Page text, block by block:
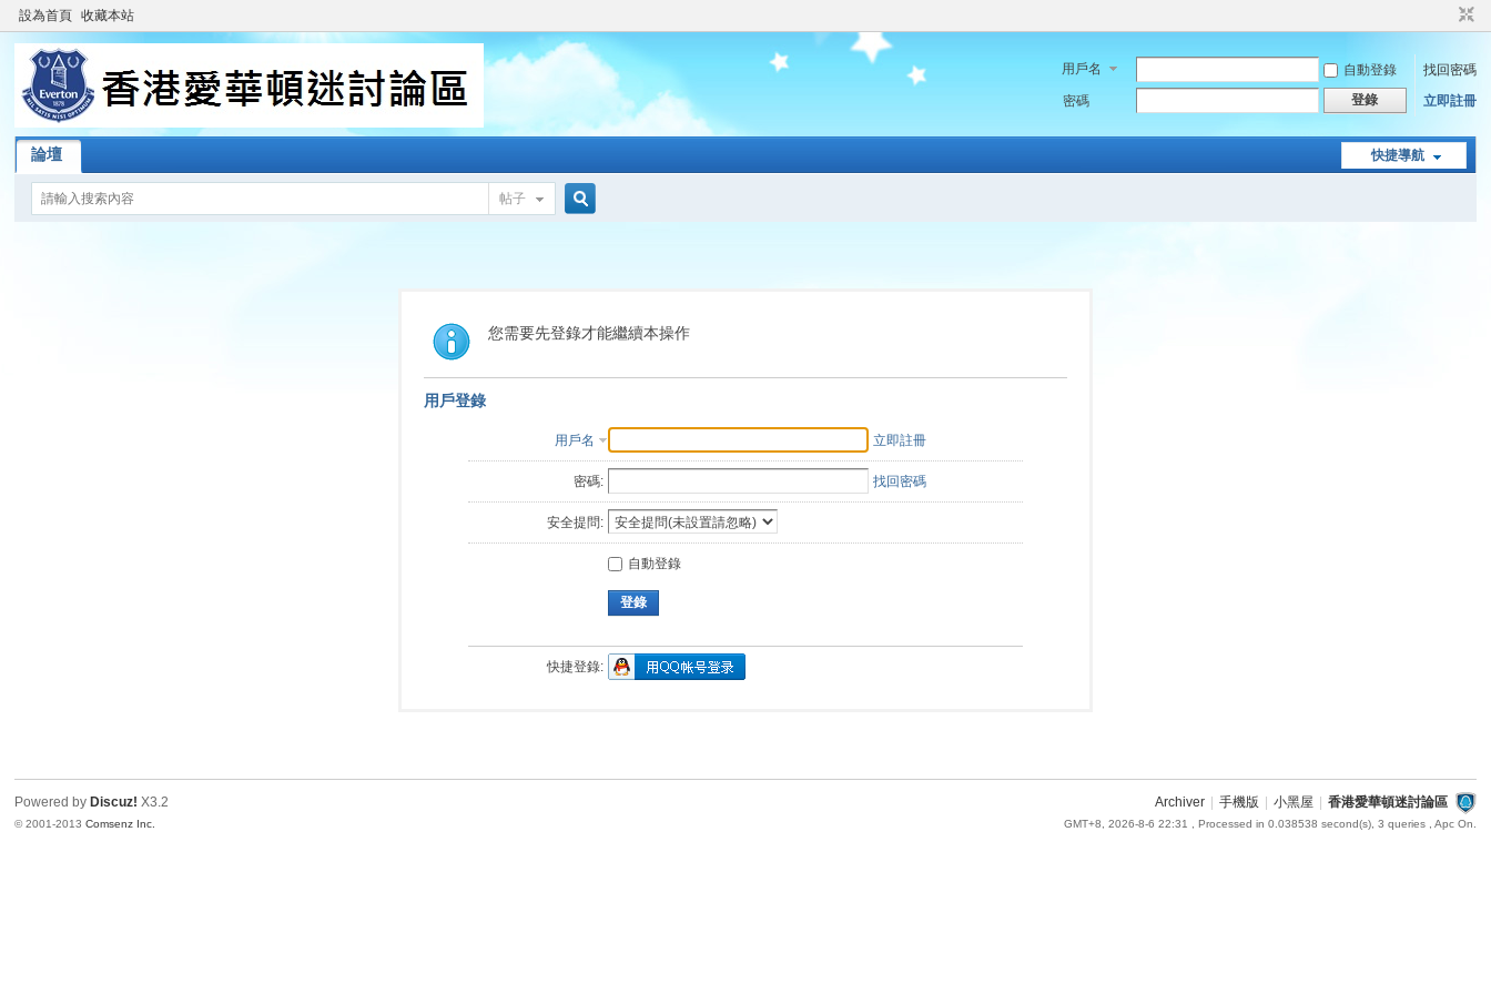
設為首頁 收藏本站
用戶名 自動登錄
找回密碼
密碼
登錄 立即註冊
快捷導航
論壇
帖子
索
您需要先登錄才能繼續本操作
用戶登錄
用戶名 立即註冊
密碼: 找回密碼
安全提問:
自動登錄
登錄
快捷登錄:
Archiver 手機版 小黑屋 香港愛華頓迷討論區
GMT+8, 2026-8-6 22:31 , Processed in 0.038538 second(s), 3 queries , Apc On.
Powered by Discuz! X3.2
© 2001-2013Comsenz Inc.